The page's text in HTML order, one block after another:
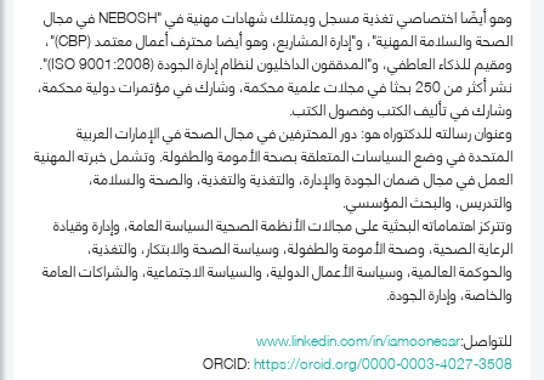
وهو أيضًا اختصاصي تغذية مسجل ويمتلك شهادات مهنية في "NEBOSH في مجال
الصحة والسلامة المهنية"، و"إدارة المشاريع، وهو أيضا محترف أعمال معتمد (CBP)"،
ومقيم للذكاء العاطفي، و"المدققون الداخليون لنظام إدارة الجودة (ISO 9001:2008)".
نشر أكثر من 250 بحثا في مجلات علمية محكمة، وشارك في مؤتمرات دولية محكمة،
وشارك في تأليف الكتب وفصول الكتب.
وعنوان رسالته للدكتوراه هو: دور المحترفين في مجال الصحة في الإمارات العربية
المتحدة في وضع السياسات المتعلقة بصحة الأمومة والطفولة. وتشمل خبرته المهنية
العمل في مجال ضمان الجودة والإدارة، والتغذية والتغذية، والصحة والسلامة،
والتدريس، والبحث المؤسسي.
وتتركز اهتماماته البحثية على مجالات الأنظمة الصحية السياسة العامة، وإدارة وقيادة
الرعاية الصحية، وصحة الأمومة والطفولة، وسياسة الصحة والابتكار، والتغذية،
والحوكمة العالمية، وسياسة الأعمال الدولية، والسياسة الاجتماعية، والشراكات العامة
والخاصة، وإدارة الجودة.
للتواصل:www.linkedin.com/in/iamoonesar
ORCID:https://orcid.org/0000-0003-4027-3508